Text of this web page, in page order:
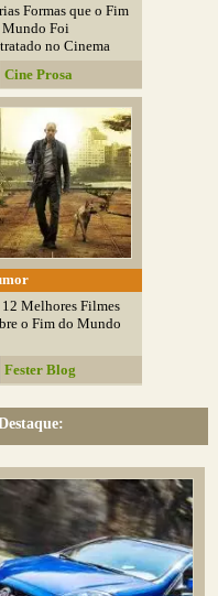
Formas que o Fim
Mundo Foi
no Cinema
Cine Prosa
12 Melhores Filmes
o Fim do Mundo
Fester Blog